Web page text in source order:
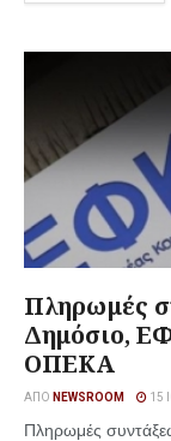
Πληρωμές
Δημόσιο,
ΟΠΕΚΑ
ΑΠΌ NEWSROOM 15
Πληρωμές